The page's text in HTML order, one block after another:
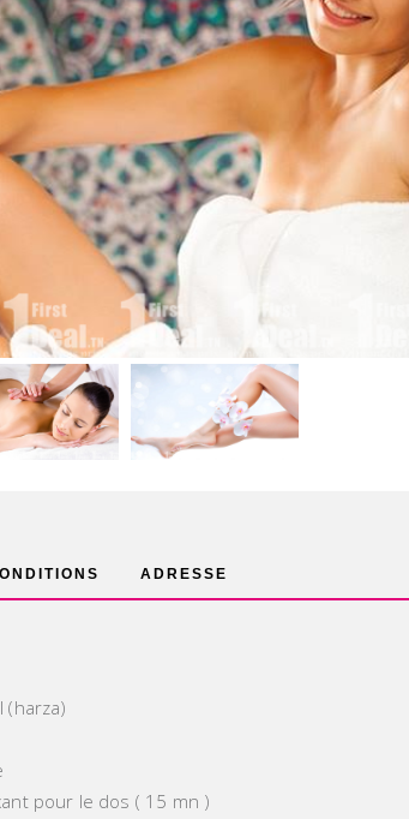
ADRESSE
(harza)
pour le dos ( 15 mn )